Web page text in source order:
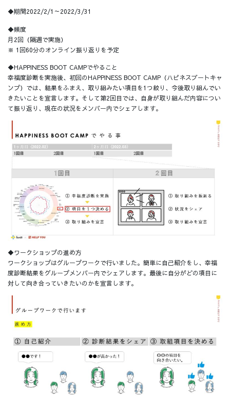
◆期間2022/2/1～2022/3/31
◆頻度
月2回（隔週で実施）
※ 1回60分のオンライン振り返りを予定
◆HAPPINESS BOOT CAMPでやること
幸福度診断を実施後、初回のHAPPINESS BOOT CAMP（ハピネスブートキャ
ンプ）では、結果をふまえ、取り組みたい項目を1つ絞り、今後取り組んでい
きたいことを宣言します。そして第2回目では、自身が取り組んだ内容につい
て振り返り、現在の状況をメンバー内でシェアします。
◆ワークショップの進め方
ワークショップはグループワークで行いました。簡単に自己紹介をし、幸福
度診断結果をグループメンバー内でシェアします。最後に自分がどの項目に
対して向き合っていきたいのかを宣言します。